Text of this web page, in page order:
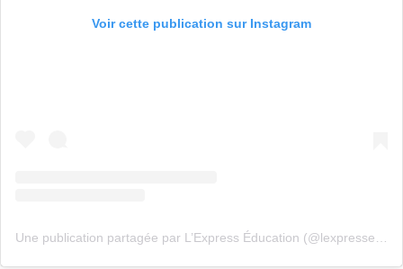
Voir cette publication sur Instagram